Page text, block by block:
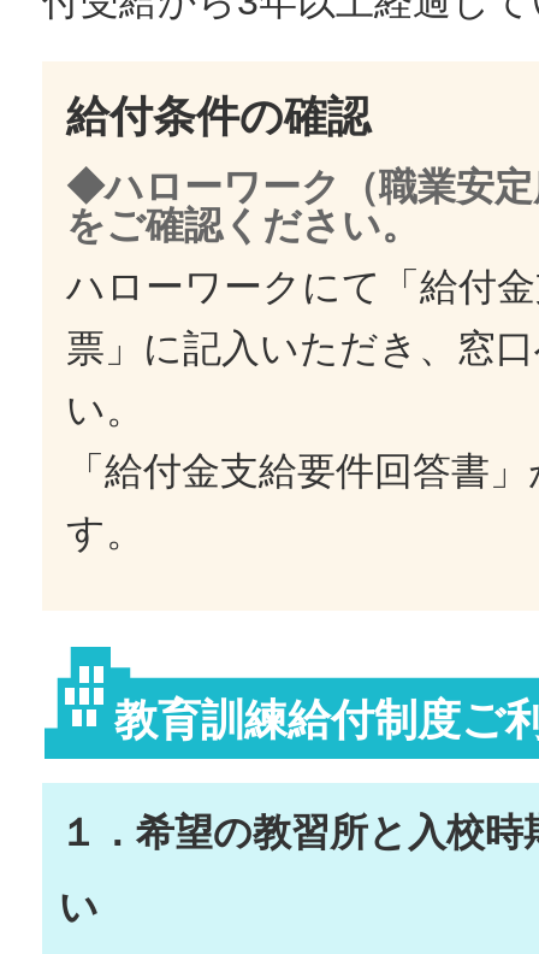
給付条件の確認
◆ハローワーク（職業安
をご確認ください。
ハローワークにて「給付
票」に記入いただき、窓
い。
「給付金支給要件回答書
す。
教育訓練給付制度ご
１．希望の教習所と入校
い